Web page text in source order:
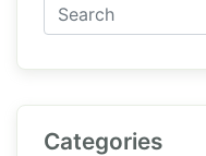
Categories